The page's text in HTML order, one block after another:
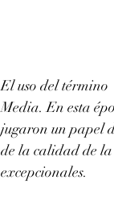
El uso del término
Media. En esta
jugaron un papel
de la calidad de
excepcionales.